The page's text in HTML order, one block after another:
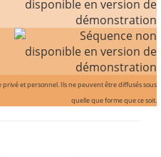
privé et personnel. Ils ne peuvent être diffusés sous
quelle que forme que ce soit.